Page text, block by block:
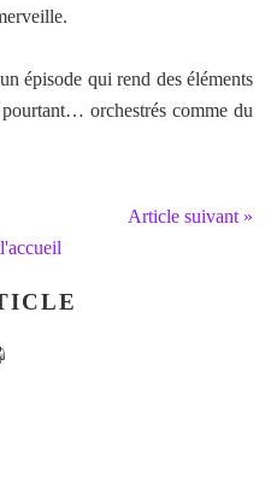
épisode qui rend des éléments
orchestrés comme du
Article suivant »